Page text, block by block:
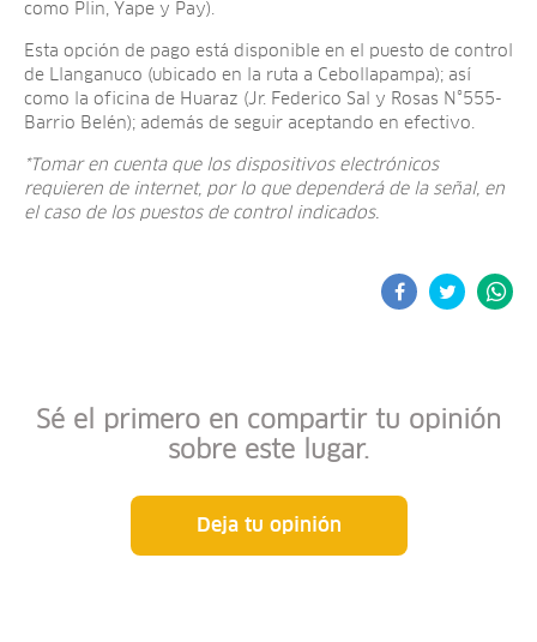
como Plin, Yape y Pay).
Esta opción de pago está disponible en el puesto de control
de Llanganuco (ubicado en la ruta a Cebollapampa); así
como la oficina de Huaraz (Jr. Federico Sal y Rosas N°555-
Barrio Belén); además de seguir aceptando en efectivo.
*Tomar en cuenta que los dispositivos electrónicos
requieren de internet, por lo que dependerá de la señal, en
el caso de los puestos de control indicados.
Sé el primero en compartir tu opinión
sobre este lugar.
Deja tu opinión